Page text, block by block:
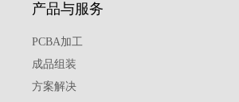
产品与服务
PCBA加工
成品组装
方案解决